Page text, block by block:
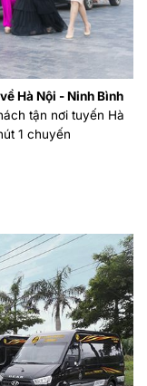
Hà Nội - Ninh Bình
tận nơi tuyến Hà
1 chuyến